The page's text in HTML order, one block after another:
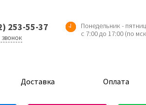
253-55-37
Понедельник -
с 7:00 до 17:00 (по
Доставка Оплата